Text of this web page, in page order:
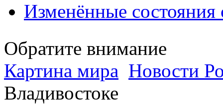
Изменённые состояния
Обратите внимание
Картина мира Новости
Владивостоке